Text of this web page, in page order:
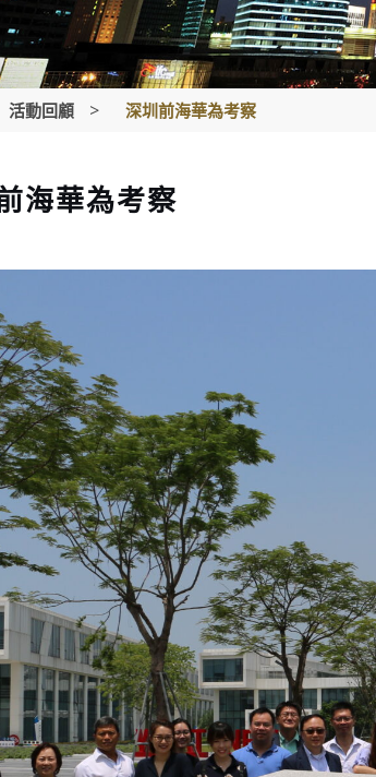
活動回顧 > 深圳前海華為考察
海華為考察